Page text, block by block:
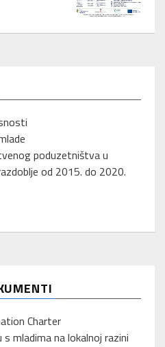
poduzetništva u
od 2015. do 2020.
Charter
mladima na lokalnoj razini